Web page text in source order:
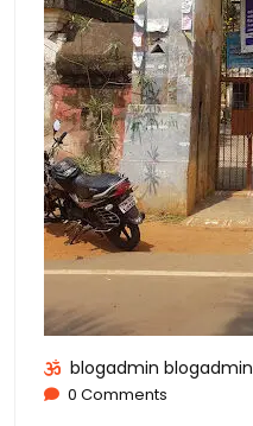
blogadmin blogadmin
0 Comments